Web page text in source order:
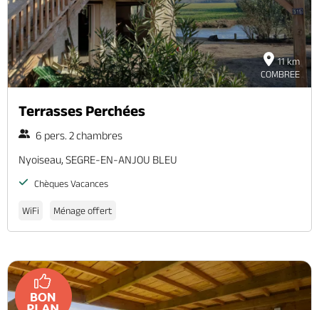
11 km
COMBREE
Terrasses Perchées
6 pers. 2 chambres
Nyoiseau, SEGRE-EN-ANJOU BLEU
Chèques Vacances
WiFi Ménage offert